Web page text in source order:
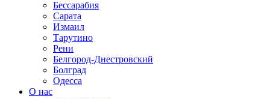
Бессарабия
Сарата
Измаил
Тарутино
Рени
Белгород-Днестровский
Болград
Одесса
О нас